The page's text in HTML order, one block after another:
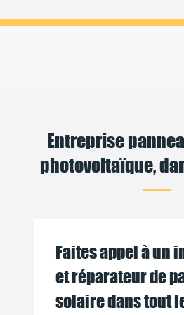
Entreprise
photovoltaïque,
Faites appel à un
et réparateur de
solaire dans tout